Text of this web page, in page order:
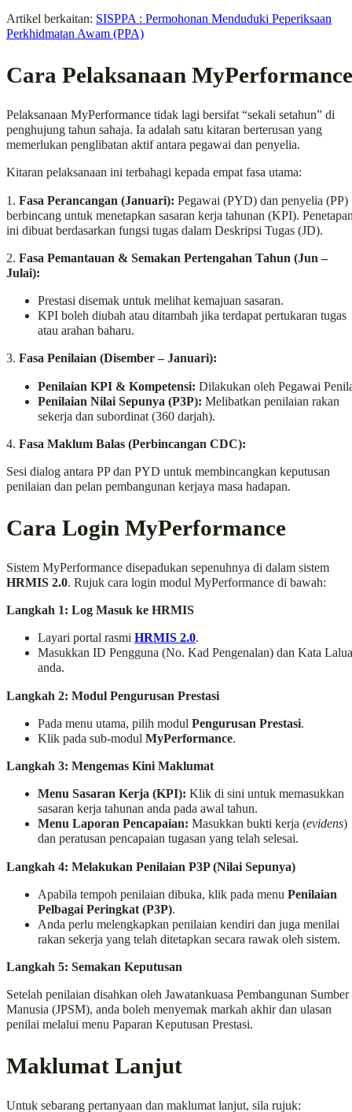
Artikel berkaitan: SISPPA : Permohonan Menduduki Peperiksaan
Perkhidmatan Awam (PPA)
Cara Pelaksanaan MyPerformance
Pelaksanaan MyPerformance tidak lagi bersifat “sekali setahun” di
penghujung tahun sahaja. Ia adalah satu kitaran berterusan yang
memerlukan penglibatan aktif antara pegawai dan penyelia.
Kitaran pelaksanaan ini terbahagi kepada empat fasa utama:
1. Fasa Perancangan (Januari): Pegawai (PYD) dan penyelia (PP)
berbincang untuk menetapkan sasaran kerja tahunan (KPI).
ini dibuat berdasarkan fungsi tugas dalam Deskripsi Tugas (JD).
2. Fasa Pemantauan & Semakan Pertengahan Tahun (Jun –
Julai):
Prestasi disemak untuk melihat kemajuan sasaran.
KPI boleh diubah atau ditambah jika terdapat pertukaran tugas
atau arahan baharu.
3. Fasa Penilaian (Disember – Januari):
Penilaian KPI & Kompetensi: Dilakukan oleh Pegawai
Penilaian Nilai Sepunya (P3P): Melibatkan penilaian rakan
sekerja dan subordinat (360 darjah).
4. Fasa Maklum Balas (Perbincangan CDC):
Sesi dialog antara PP dan PYD untuk membincangkan keputusan
penilaian dan pelan pembangunan kerjaya masa hadapan.
Cara Login MyPerformance
Sistem MyPerformance disepadukan sepenuhnya di dalam sistem
HRMIS 2.0. Rujuk cara login modul MyPerformance di bawah:
Langkah 1: Log Masuk ke HRMIS
Layari portal rasmi HRMIS 2.0.
Masukkan ID Pengguna (No. Kad Pengenalan) dan Kata
anda.
Langkah 2: Modul Pengurusan Prestasi
Pada menu utama, pilih modul Pengurusan Prestasi.
Klik pada sub-modul MyPerformance.
Langkah 3: Mengemas Kini Maklumat
Menu Sasaran Kerja (KPI): Klik di sini untuk memasukkan
sasaran kerja tahunan anda pada awal tahun.
Menu Laporan Pencapaian: Masukkan bukti kerja (evidens)
dan peratusan pencapaian tugasan yang telah selesai.
Langkah 4: Melakukan Penilaian P3P (Nilai Sepunya)
Apabila tempoh penilaian dibuka, klik pada menu Penilaian
Pelbagai Peringkat (P3P).
Anda perlu melengkapkan penilaian kendiri dan juga menilai
rakan sekerja yang telah ditetapkan secara rawak oleh sistem.
Langkah 5: Semakan Keputusan
Setelah penilaian disahkan oleh Jawatankuasa Pembangunan Sumber
Manusia (JPSM), anda boleh menyemak markah akhir dan ulasan
penilai melalui menu Paparan Keputusan Prestasi.
Maklumat Lanjut
Untuk sebarang pertanyaan dan maklumat lanjut, sila rujuk: